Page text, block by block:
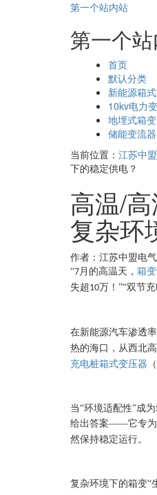
第一个站内站
第一个
首页
默认分类
新能源箱
10kv电力
地埋式箱变
储能变流
当前位置： 江苏中
下的稳定供电？
高温/
复杂环
作者：江苏中盟电
“7月的高温天， 箱变
失超 10万！”“双节
在新能源汽车渗透
热的海口，从西北
充电桩箱式变压器
当“环境适配性”成
给出答案——它专为
然保持稳定运行。
复杂环境下的箱变“